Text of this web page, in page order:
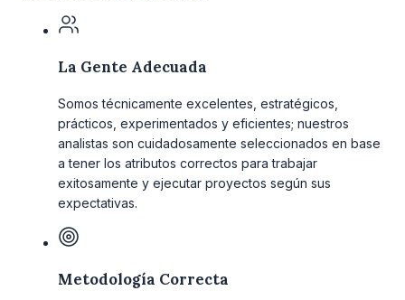
La Gente Adecuada
Somos técnicamente excelentes, estratégicos,
prácticos, experimentados y eficientes; nuestros
analistas son cuidadosamente seleccionados en base
a tener los atributos correctos para trabajar
exitosamente y ejecutar proyectos según sus
expectativas.
Metodología Correcta